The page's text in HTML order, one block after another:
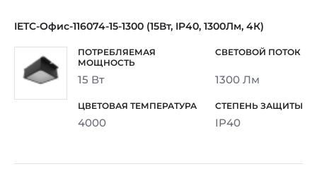
IETC-Офис-116074-15-1300 (15Вт, IP40, 1300Лм, 4К)
15 Вт 1300 Лм
4000 IP40